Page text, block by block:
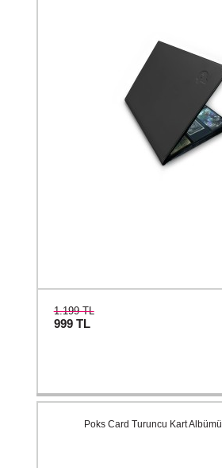
1.199 TL
999 TL
Poks Card Turuncu Kart Albümü